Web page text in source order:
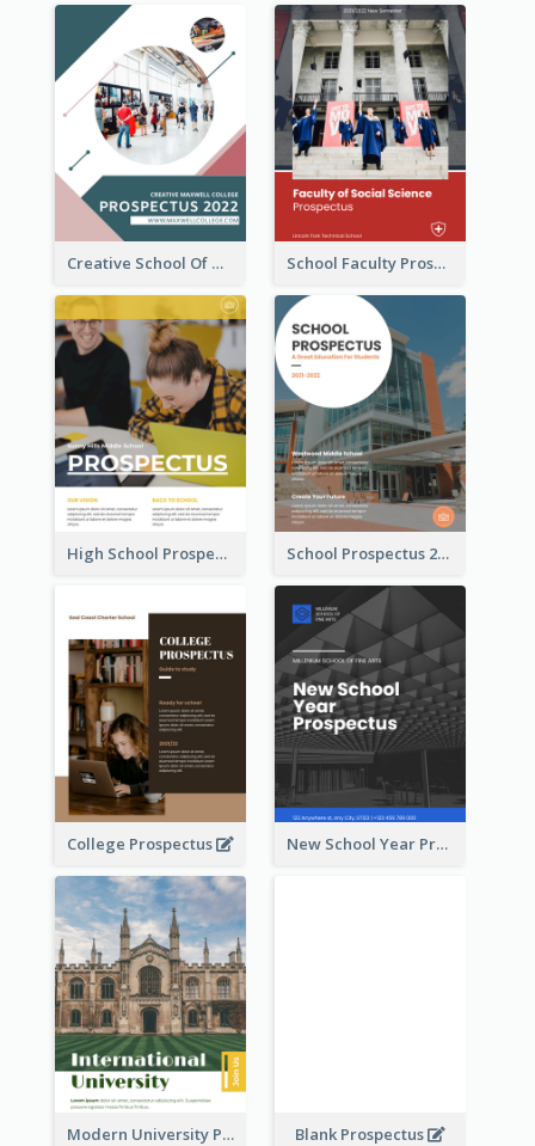
Creative School Of Media Prospectus School Faculty Prospectus
High School Prospectus School Prospectus 2022
College Prospectus New School Year Prospectus
Modern University Prospectus Blank Prospectus